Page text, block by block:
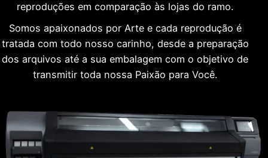
reproduções em comparação às lojas do ramo.
Somos apaixonados por Arte e cada reprodução é
tratada com todo nosso carinho, desde a preparação
dos arquivos até a sua embalagem com o objetivo de
transmitir toda nossa Paixão para Você.